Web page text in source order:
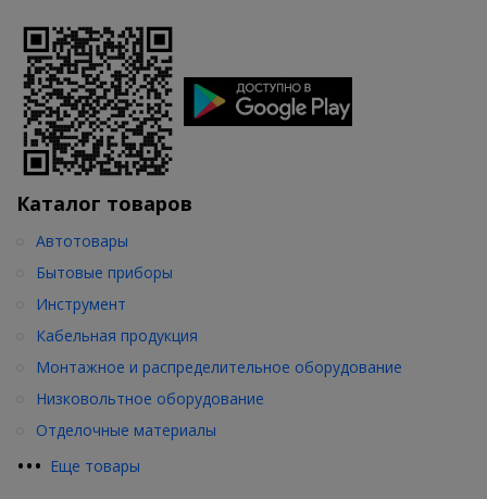
Каталог товаров
••• Еще товары
Автотовары
Бытовые приборы
Инструмент
Кабельная продукция
Монтажное и распределительное оборудование
Низковольтное оборудование
Отделочные материалы